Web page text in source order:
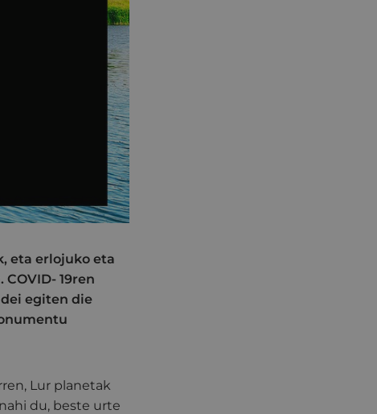
eta erlojuko eta
19ren
egiten die
Lur planetak
du, beste urte